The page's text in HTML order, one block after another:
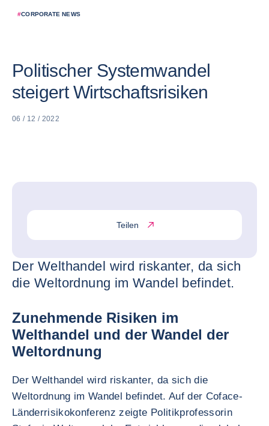
#CORPORATE NEWS
Politischer Systemwandel
steigert Wirtschaftsrisiken
06 / 12 / 2022
Teilen
Der Welthandel wird riskanter, da sich
die Weltordnung im Wandel befindet.
Zunehmende Risiken im
Welthandel und der Wandel der
Weltordnung
Der Welthandel wird riskanter, da sich die
Weltordnung im Wandel befindet. Auf der Coface-
Länderrisikokonferenz zeigte Politikprofessorin